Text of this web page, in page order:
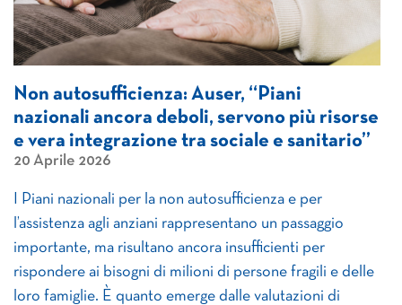
Non autosufficienza: Auser, “Piani
nazionali ancora deboli, servono più risorse
e vera integrazione tra sociale e sanitario”
20 Aprile 2026
I Piani nazionali per la non autosufficienza e per
l’assistenza agli anziani rappresentano un passaggio
importante, ma risultano ancora insufficienti per
rispondere ai bisogni di milioni di persone fragili e delle
loro famiglie. È quanto emerge dalle valutazioni di